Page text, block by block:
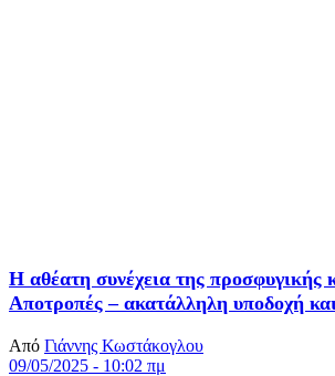
Η αθέατη συνέχεια της προσφυγικής
Αποτροπές – ακατάλληλη υποδοχή
Από Γιάννης Κωστάκογλου
09/05/2025 - 10:02 πμ